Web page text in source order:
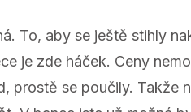
To, aby se ještě stihly
je zde háček. Ceny
prostě se poučily. Takže